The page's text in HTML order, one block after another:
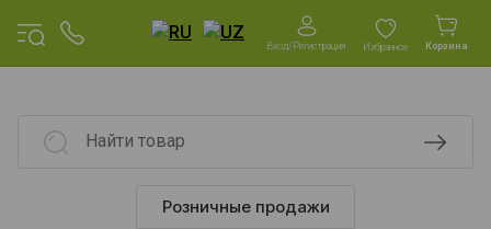
Вход/Регистрация Избранное Корзина
Розничные продажи